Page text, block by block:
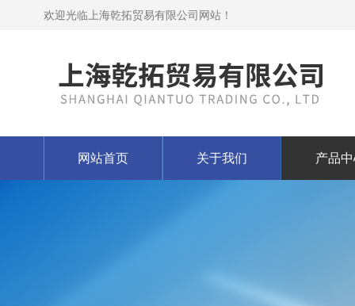
欢迎光临上海乾拓贸易有限公司网站！
网站首页 关于我们 产品